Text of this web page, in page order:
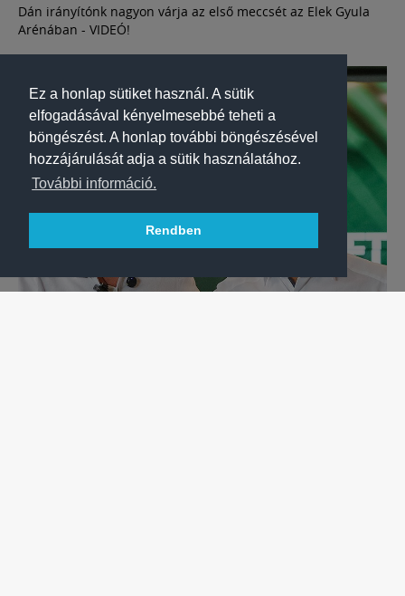
Ez a honlap sütiket használ. A sütik
elfogadásával kényelmesebbé teheti a
böngészést. A honlap további böngészésével
hozzájárulását adja a sütik használatához.
További információ.
Rendben
Dán irányítónk nagyon várja az első meccsét az Elek Gyula
Arénában - VIDEÓ!